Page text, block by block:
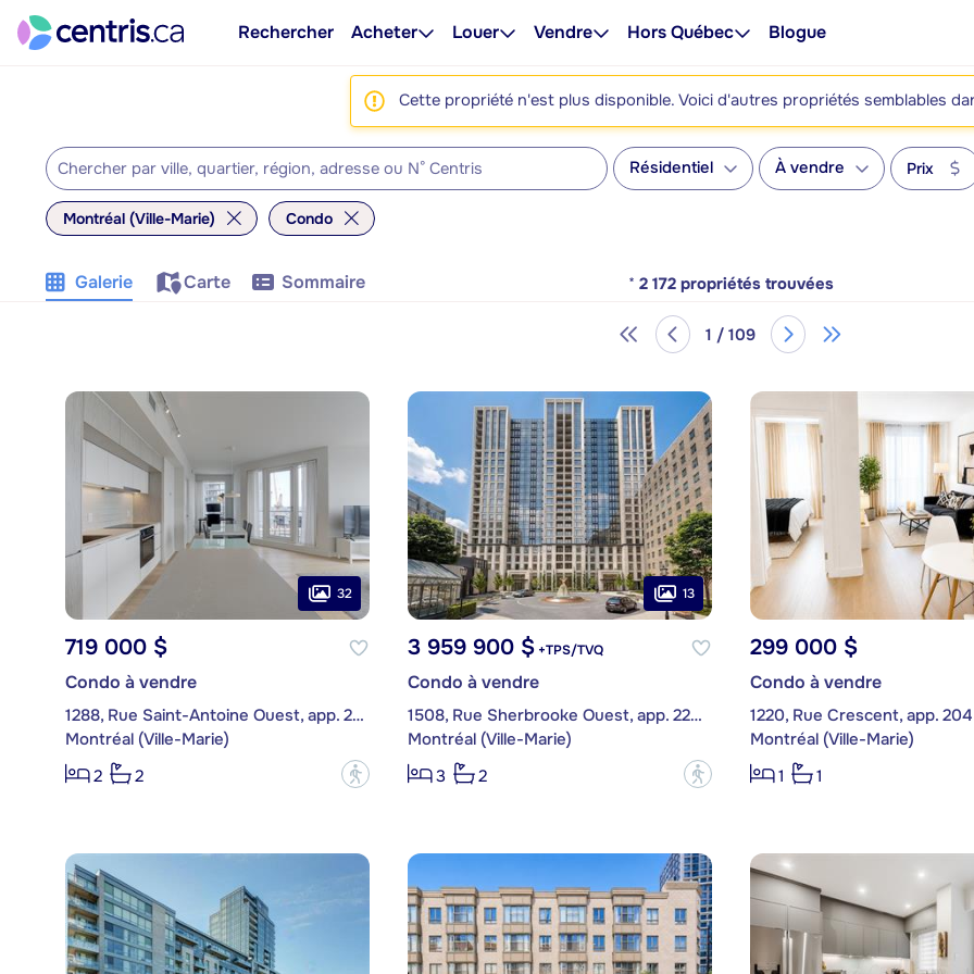
Rechercher Acheter Louer Vendre Hors Québec Blogue
Cette propriété n'est plus disponible. Voici d'autres propriétés semblables
Résidentiel À vendre Prix
Montréal (Ville-Marie) Condo
Galerie Carte Sommaire * 2 172 propriétés trouvées
1 / 109
32
719 000 $
Condo à vendre
1288, Rue Saint-Antoine Ouest, app. 2804
Montréal (Ville-Marie)
2
2 ?
13
3 959 900 $+TPS/TVQ
Condo à vendre
1508, Rue Sherbrooke Ouest, app. 2206
Montréal (Ville-Marie)
3
2 ?
299 000 $
Condo à vendre
1220, Rue Crescent, app. 204
Montréal (Ville-Marie)
1
1